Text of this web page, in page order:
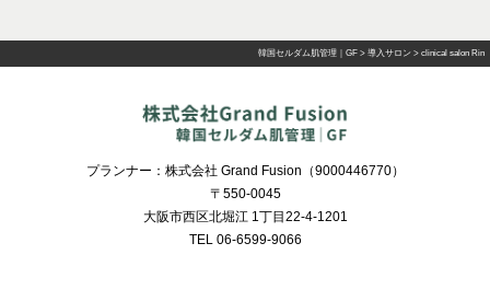
韓国セルダム肌管理｜GF > 導入サロン > clinical salon Rin
プランナー：株式会社 Grand Fusion（9000446770）
〒550-0045
大阪市西区北堀江 1丁目22-4-1201
TEL 06-6599-9066